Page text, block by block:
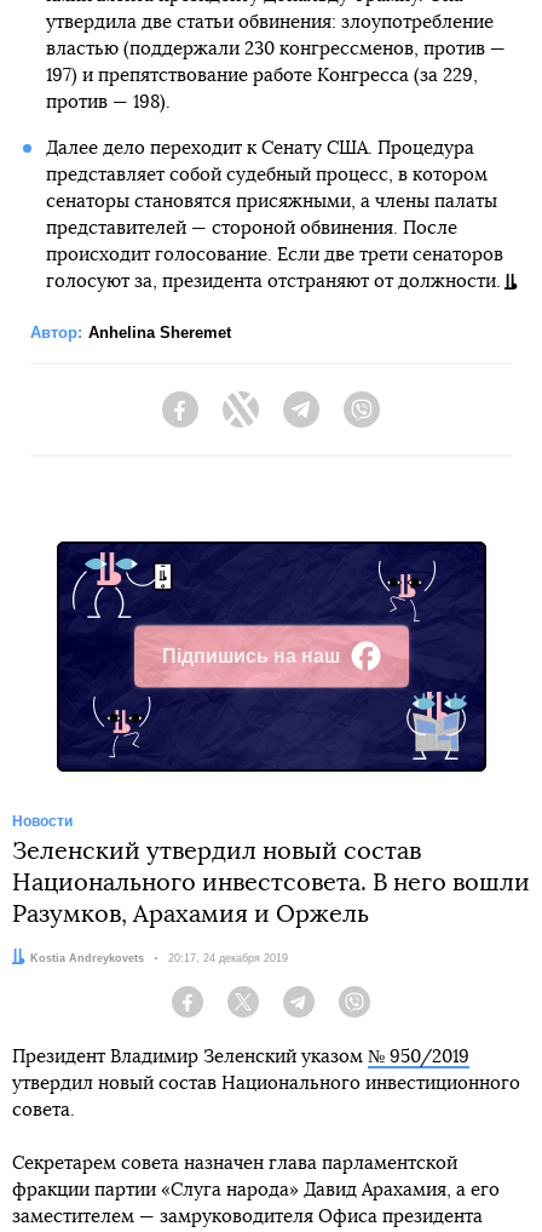
утвердила две статьи обвинения: злоупотребление
властью (поддержали 230 конгрессменов, против —
197) и препятствование работе Конгресса (за 229,
против — 198).
Далее дело переходит к Сенату США. Процедура
представляет собой судебный процесс, в котором
сенаторы становятся присяжными, а члены палаты
представителей — стороной обвинения. После
происходит голосование. Если две трети сенаторов
голосуют за, президента отстраняют от должности.
Автор: Anhelina Sheremet
FacebookTwitter Telegram
Підпишись на наш
Facebook
Новости
Зеленский утвердил новый состав
Национального инвестсовета. В него вошли
Разумков, Арахамия и Оржель
Автор:Kostia Andreykovets Дата:
20:17, 24 декабря 2019
Facebook Twitter Telegram
Президент Владимир Зеленский указом № 950/2019
утвердил новый состав Национального инвестиционного
совета.
Секретарем совета назначен глава парламентской
фракции партии «Слуга народа» Давид Арахамия, а его
заместителем — замруководителя Офиса президента